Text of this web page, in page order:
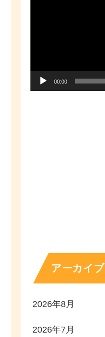
00:00
アーカイブ
2026年8月
2026年7月